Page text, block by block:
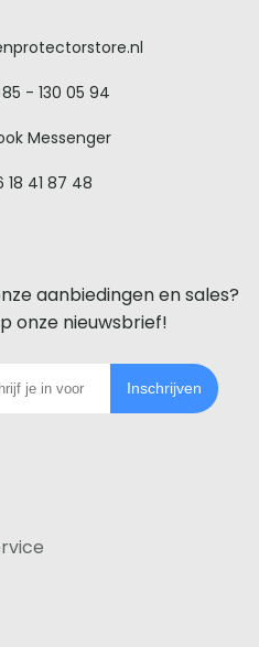
- 130 05 94
Messenger
18 41 87 48
aanbiedingen en sales?
onze nieuwsbrief!
Inschrijven